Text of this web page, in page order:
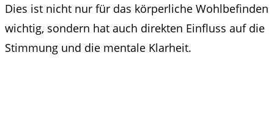
Dies ist nicht nur für das körperliche Wohlbefinden
wichtig, sondern hat auch direkten Einfluss auf die
Stimmung und die mentale Klarheit.